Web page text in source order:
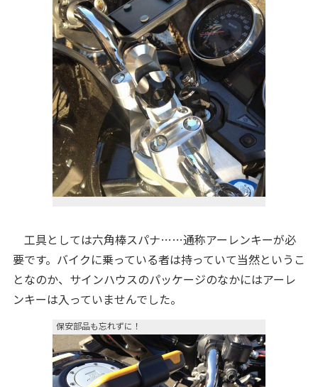
工具としては六角棒スパナ……通称アーレンキーが必
要です。バイクに乗っている者は持っていて当然というこ
となのか、サインハウスのパッケージのなかにはアーレ
ンキーは入っていませんでした。
保安部品も忘れずに！